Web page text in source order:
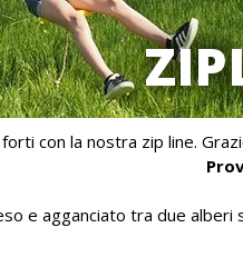
con la nostra zip line.
e agganciato tra due